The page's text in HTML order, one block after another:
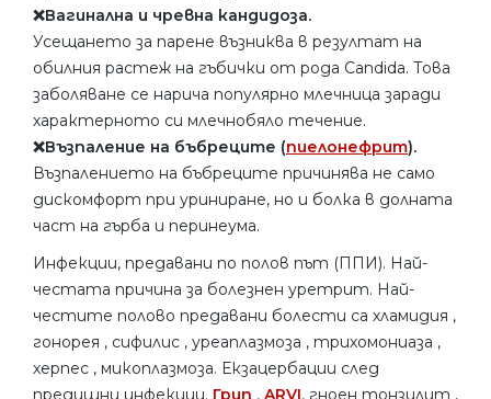
❌Вагинална и чревна кандидоза.
Усещането за парене възниква в резултат на
обилния растеж на гъбички от рода Candida. Това
заболяване се нарича популярно млечница заради
характерното си млечнобяло течение.
❌Възпаление на бъбреците (пиелонефрит).
Възпалението на бъбреците причинява не само
дискомфорт при уриниране, но и болка в долната
част на гърба и перинеума.
Инфекции, предавани по полов път (ППИ). Най-
честата причина за болезнен уретрит. Най-
честите полово предавани болести са хламидия ,
гонорея , сифилис , уреаплазмоза , трихомониаза ,
херпес , микоплазмоза. Екзацербации след
предишни инфекции. Грип , ARVI, гноен тонзилит ,